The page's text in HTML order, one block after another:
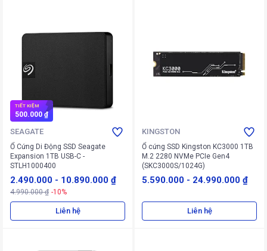
TIẾT KIỆM
500.000 ₫
SEAGATE
Ổ Cứng Di Động SSD Seagate
Expansion 1TB USB-C -
STLH1000400
2.490.000 - 10.890.000 ₫
4.990.000 ₫ -10%
Liên hệ
KINGSTON
Ổ cứng SSD Kingston KC3000 1TB
M.2 2280 NVMe PCIe Gen4
(SKC3000S/1024G)
5.590.000 - 24.990.000 ₫
Liên hệ